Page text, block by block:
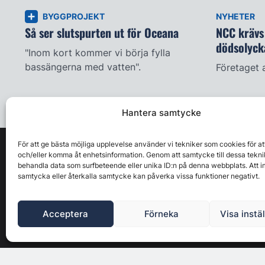
Hantera samtycke
För att ge bästa möjliga upplevelse använder vi tekniker som cookies för
och/eller komma åt enhetsinformation. Genom att samtycke till dessa
behandla data som surfbeteende eller unika ID:n på denna webbplats. Att
samtycka eller återkalla samtycke kan påverka vissa funktioner negativt.
Acceptera Förneka Visa
BYGGPROJEKT
Så ser slutspurten ut för Oceana
"Inom kort kommer vi börja fylla
bassängerna med vatten".
NYHETER
NCC
Företaget